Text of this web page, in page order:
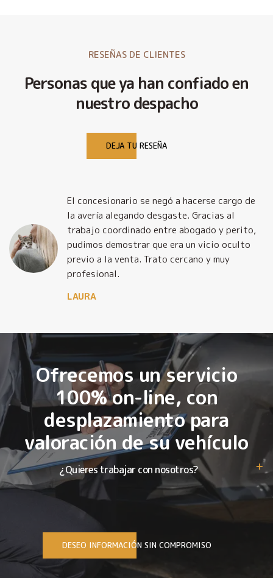
RESEÑAS DE CLIENTES
Personas que ya han confiado en
nuestro despacho
DEJA TU RESEÑA
El concesionario se negó a hacerse cargo de
la avería alegando desgaste. Gracias al
trabajo coordinado entre abogado y perito,
pudimos demostrar que era un vicio oculto
previo a la venta. Trato cercano y muy
profesional.
LAURA
Ofrecemos un servicio
100% on-line, con
desplazamiento para
valoración de su vehículo
¿Quieres trabajar con nosotros?
DESEO INFORMACIÓN SIN COMPROMISO